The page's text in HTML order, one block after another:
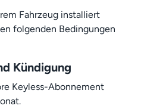
Fahrzeug installiert
folgenden Bedingungen
Kündigung
Keyless-Abonnement